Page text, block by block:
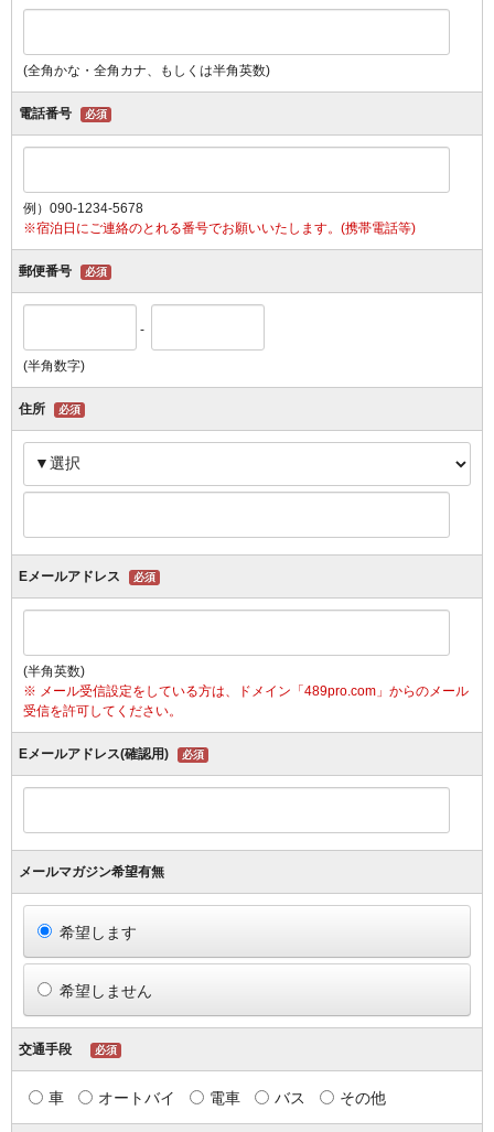
(全角かな・全角カナ、もしくは半角英数)
電話番号 必須
例）090-1234-5678
※宿泊日にご連絡のとれる番号でお願いいたします。(携帯電話等)
郵便番号 必須
-
(半角数字)
住所 必須
Eメールアドレス 必須
(半角英数)
※ メール受信設定をしている方は、ドメイン「489pro.com」からのメール
受信を許可してください。
Eメールアドレス(確認用) 必須
メールマガジン希望有無
希望します
希望しません
交通手段 必須
車 オートバイ 電車 バス その他